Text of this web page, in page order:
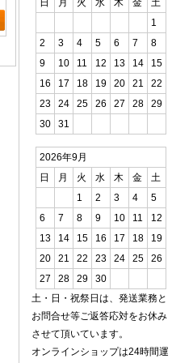
日 月 火 水 木 金
土
1
2
3 4 5 6 7
8
9
10 11 12 13 14
15
16
17 18 19 20 21
22
23
24 25 26 27 28
29
30
31
2026年9月
日
月 火 水 木 金
土
1
2 3 4
5
6
7 8 9 10 11
12
13
14 15 16 17 18
19
20
21 22 23 24 25
26
27
28 29
30
土・日・祝祭日は、発送業務と
お問合せ等ご返答応対をお休み
させて頂いています。
オンラインショップは24時間運